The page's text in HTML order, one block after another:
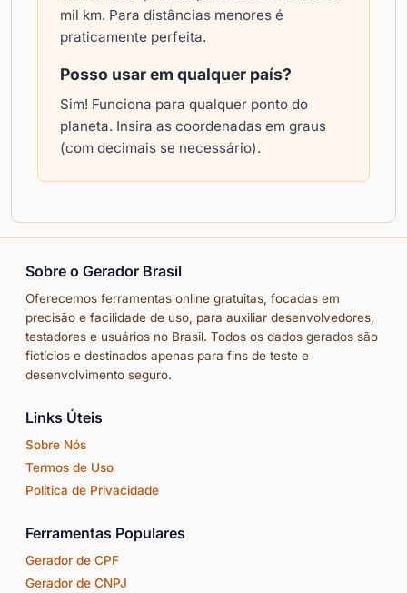
mil km. Para distâncias menores é
praticamente perfeita.
Posso usar em qualquer país?
Sim! Funciona para qualquer ponto do
planeta. Insira as coordenadas em graus
(com decimais se necessário).
Sobre o Gerador Brasil
Oferecemos ferramentas online gratuitas, focadas em
precisão e facilidade de uso, para auxiliar desenvolvedores,
testadores e usuários no Brasil. Todos os dados gerados são
fictícios e destinados apenas para fins de teste e
desenvolvimento seguro.
Links Úteis
Sobre Nós
Termos de Uso
Política de Privacidade
Ferramentas Populares
Gerador de CPF
Gerador de CNPJ